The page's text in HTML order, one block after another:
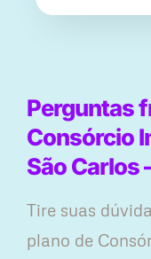
Perguntas
Consórcio
São Carlos
Tire suas
plano ​de